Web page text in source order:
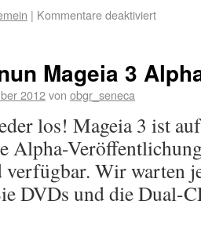
| Kommentare deaktiviert
Mageia 3
2012von obgr_seneca
los! Mageia 3 ist
Alpha-
Wir warten
DVDs und die Dual-